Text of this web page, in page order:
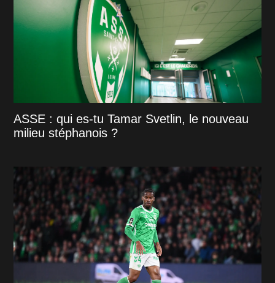
ASSE : qui es-tu Tamar Svetlin, le nouveau
milieu stéphanois ?